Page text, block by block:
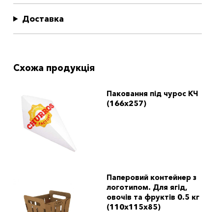
Доставка
Схожа продукція
Паковання під чурос КЧ
(166x257)
Паперовий контейнер з
логотипом. Для ягід,
овочів та фруктів 0.5 кг
(110x115x85)